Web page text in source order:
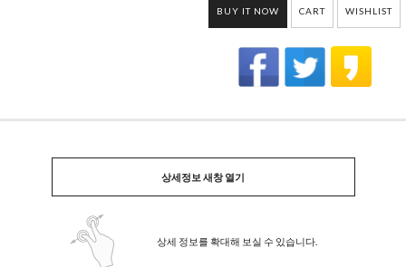
BUY IT NOW CART WISHLIST
상세정보 새창 열기
상세 정보를 확대해 보실 수 있습니다.